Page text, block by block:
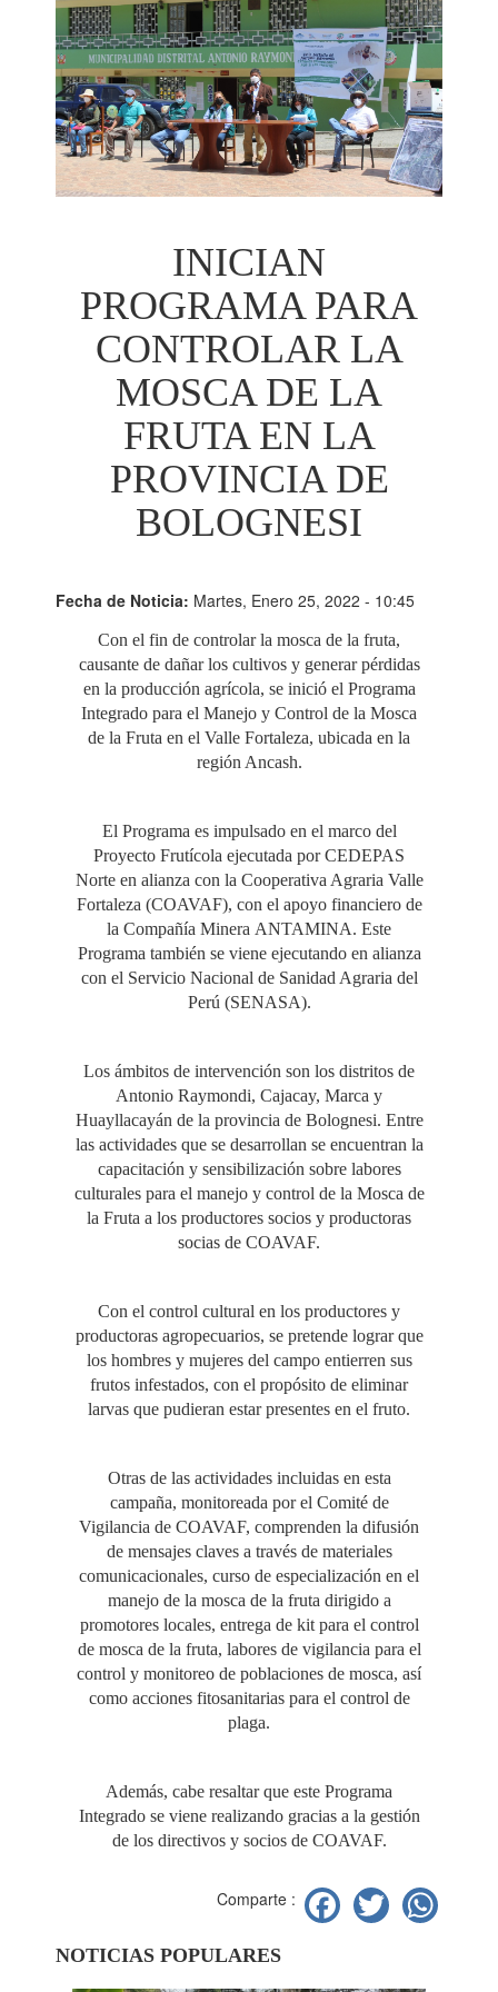
INICIAN
PROGRAMA PARA
CONTROLAR LA
MOSCA DE LA
FRUTA EN LA
PROVINCIA DE
BOLOGNESI
Fecha de Noticia: Martes, Enero 25, 2022 - 10:45
Con el fin de controlar la mosca de la fruta,
causante de dañar los cultivos y generar pérdidas
en la producción agrícola, se inició el Programa
Integrado para el Manejo y Control de la Mosca
de la Fruta en el Valle Fortaleza, ubicada en la
región Ancash.
El Programa es impulsado en el marco del
Proyecto Frutícola ejecutada por CEDEPAS
Norte en alianza con la Cooperativa Agraria Valle
Fortaleza (COAVAF), con el apoyo financiero de
la Compañía Minera ANTAMINA. Este
Programa también se viene ejecutando en alianza
con el Servicio Nacional de Sanidad Agraria del
Perú (SENASA).
Los ámbitos de intervención son los distritos de
Antonio Raymondi, Cajacay, Marca y
Huayllacayán de la provincia de Bolognesi. Entre
las actividades que se desarrollan se encuentran la
capacitación y sensibilización sobre labores
culturales para el manejo y control de la Mosca de
la Fruta a los productores socios y productoras
socias de COAVAF.
Con el control cultural en los productores y
productoras agropecuarios, se pretende lograr que
los hombres y mujeres del campo entierren sus
frutos infestados, con el propósito de eliminar
larvas que pudieran estar presentes en el fruto.
Otras de las actividades incluidas en esta
campaña, monitoreada por el Comité de
Vigilancia de COAVAF, comprenden la difusión
de mensajes claves a través de materiales
comunicacionales, curso de especialización en el
manejo de la mosca de la fruta dirigido a
promotores locales, entrega de kit para el control
de mosca de la fruta, labores de vigilancia para el
control y monitoreo de poblaciones de mosca, así
como acciones fitosanitarias para el control de
plaga.
Además, cabe resaltar que este Programa
Integrado se viene realizando gracias a la gestión
de los directivos y socios de COAVAF.
Comparte : Facebook
Twitter
NOTICIAS POPULARES